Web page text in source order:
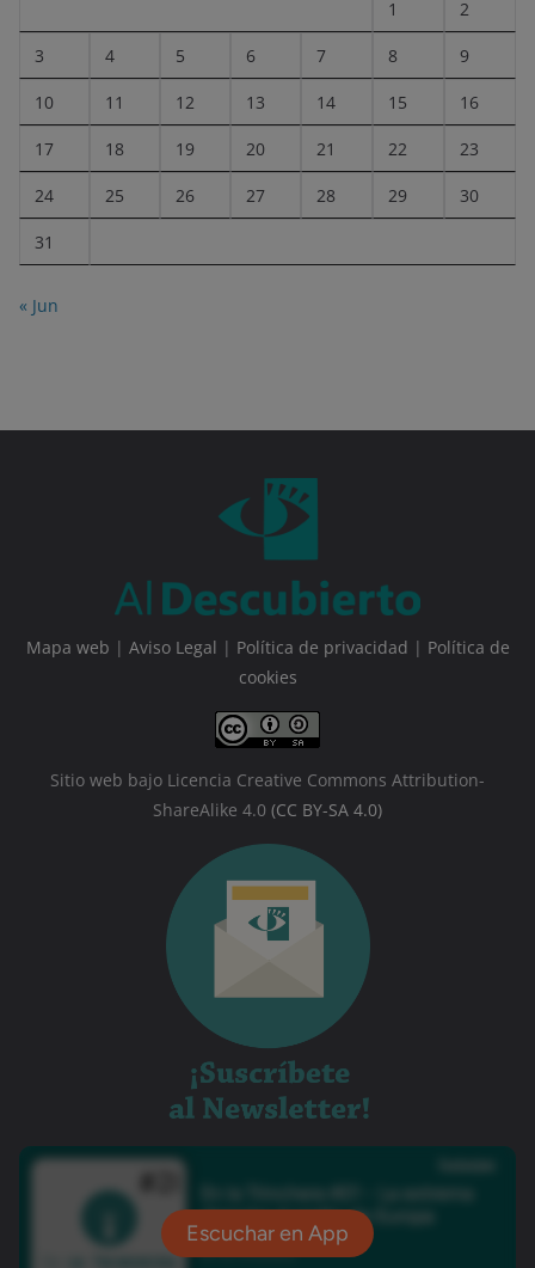
1 2
3 4 5 6 7 8 9
10 11 12 13 14 15 16
17 18 19 20 21 22 23
24 25 26 27 28 29 30
31
« Jun
Mapa web | Aviso Legal | Política de privacidad | Política de
cookies
Sitio web bajo Licencia Creative Commons Attribution-
ShareAlike 4.0 (CC BY-SA 4.0)